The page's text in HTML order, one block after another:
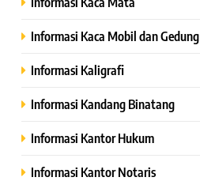
Informasi Kaca Mobil dan Gedung
Informasi Kaligrafi
Informasi Kandang Binatang
Informasi Kantor Hukum
Informasi Kantor Notaris